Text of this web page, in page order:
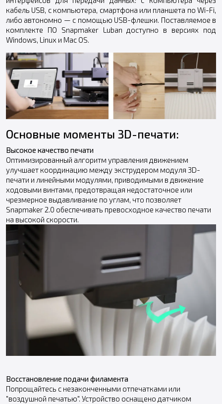
кабель USB, с компьютера, смартфона или планшета по Wi-Fi,
либо автономно — с помощью USB-флешки. Поставляемое в
комплекте ПО Snapmaker Luban доступно в версиях под
Windows, Linux и Mac OS.
Основные моменты 3D-печати:
Высокое качество печати
Оптимизированный алгоритм управления движением
улучшает координацию между экструдером модуля 3D-
печати и линейными модулями, приводимыми в движение
ходовыми винтами, предотвращая недостаточное или
чрезмерное выдавливание по углам, что позволяет
Snapmaker 2.0 обеспечивать превосходное качество печати
на высокой скорости.
Восстановление подачи филамента
Попрощайтесь с незаконченными отпечатками или
"воздушной печатью". Устройство оснащено датчиком